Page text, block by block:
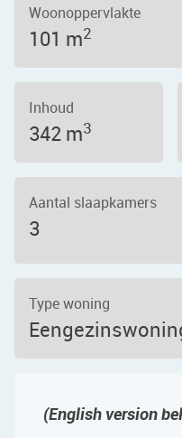
Woonoppervlakte
101 m2
Inhoud
342 m3
Aantal slaapkamers
3
Type woning
(English version